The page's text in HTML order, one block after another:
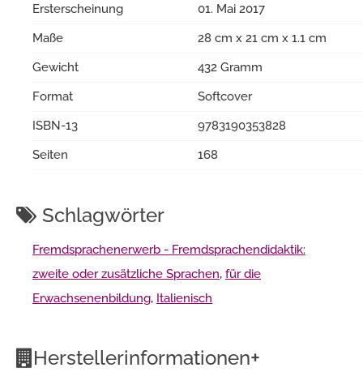
Ersterscheinung
01. Mai 2017
Maße
28 cm x 21 cm x 1.1 cm
Gewicht
432 Gramm
Format
Softcover
ISBN-13
9783190353828
Seiten
168
Schlagwörter
Fremdsprachenerwerb - Fremdsprachendidaktik:
zweite oder zusätzliche Sprachen, für die
Erwachsenenbildung, Italienisch
Herstellerinformationen+